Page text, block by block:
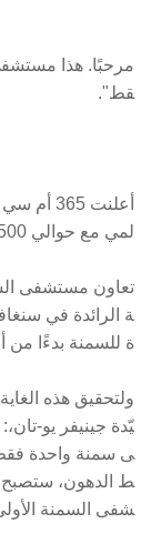
قط".
لمي مع حوالي 500 ضيف في فندق Walkerhill في سيؤول.
تعاون مستشفى
ة للسمنة بدءًا من أول فرع لـ 365
ى سمنة واحدة
ط الدهون، ستصبح
شفى السمنة